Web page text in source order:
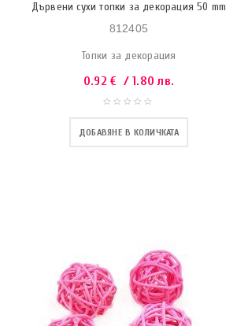
Дървени сухи топки за декорация 50 mm
812405
Топки за декорация
0.92€ / 1.80 лв.
ДОБАВЯНЕ В КОЛИЧКАТА